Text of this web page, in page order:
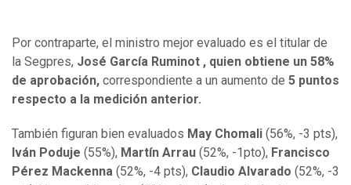
Por contraparte, el ministro mejor evaluado es el titular de
la Segpres, José García Ruminot , quien obtiene un 58%
de aprobación, correspondiente a un aumento de 5 puntos
respecto a la medición anterior.
También figuran bien evaluados May Chomali (56%, -3 pts),
Iván Poduje (55%), Martín Arrau (52%, -1pto), Francisco
Pérez Mackenna (52%, -4 pts), Claudio Alvarado (52%, -3